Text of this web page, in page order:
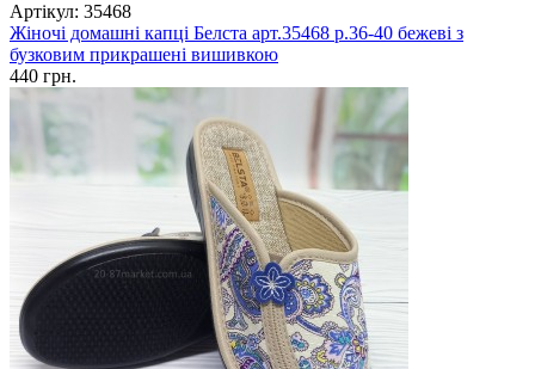
Артікул: 35468
Жіночі домашні капці Белста арт.35468 р.36-40 бежеві з
бузковим прикрашені вишивкою
440 грн.